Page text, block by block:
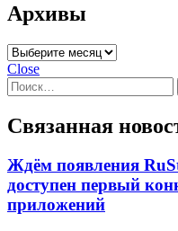
Архивы
Архивы
Close
Найти:
Связанная
Ждём появления
доступен первый
приложений